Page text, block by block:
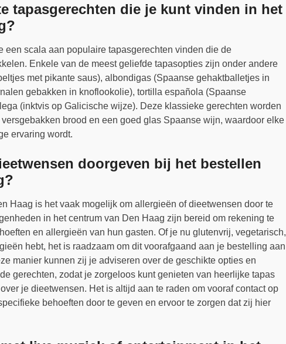
tapasgerechten die je kunt vinden in het
een scala aan populaire tapasgerechten vinden die de
Enkele van de meest geliefde tapasopties zijn onder andere
met pikante saus), albondigas (Spaanse gehaktballetjes in
gebakken in knoflookolie), tortilla española (Spaanse
(inktvis op Galicische wijze). Deze klassieke gerechten worden
brood en een goed glas Spaanse wijn, waardoor elke
ervaring wordt.
doorgeven bij het bestellen
Haag is het vaak mogelijk om allergieën of dieetwensen door te
in het centrum van Den Haag zijn bereid om rekening te
en allergieën van hun gasten. Of je nu glutenvrij, vegetarisch,
hebt, het is raadzaam om dit voorafgaand aan je bestelling aan
manier kunnen zij je adviseren over de geschikte opties en
gerechten, zodat je zorgeloos kunt genieten van heerlijke tapas
je dieetwensen. Het is altijd aan te raden om vooraf contact op
behoeften door te geven en ervoor te zorgen dat zij hier